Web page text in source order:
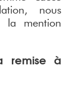
nous
la mention
remise à